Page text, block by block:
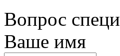
Вопрос
Ваше имя